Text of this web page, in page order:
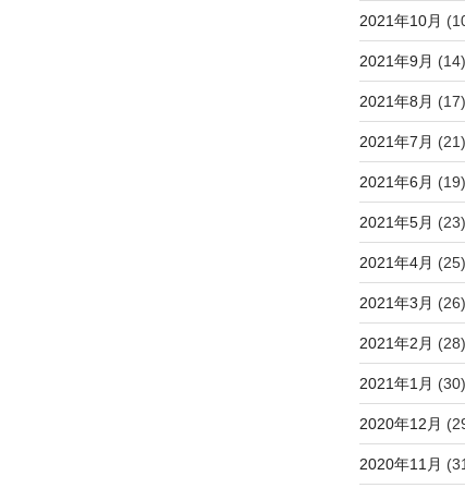
2021年10月
2021年9月 (14)
2021年8月 (17)
2021年7月 (21)
2021年6月 (19)
2021年5月 (23)
2021年4月 (25)
2021年3月 (26)
2021年2月 (28)
2021年1月 (30)
2020年12月
2020年11月